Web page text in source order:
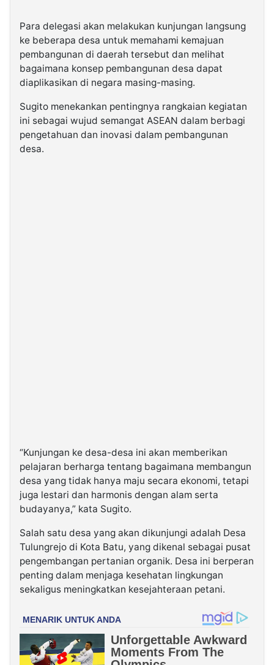
Para delegasi akan melakukan kunjungan langsung
ke beberapa desa untuk memahami kemajuan
pembangunan di daerah tersebut dan melihat
bagaimana konsep pembangunan desa dapat
diaplikasikan di negara masing-masing.
Sugito menekankan pentingnya rangkaian kegiatan
ini sebagai wujud semangat ASEAN dalam berbagi
pengetahuan dan inovasi dalam pembangunan
desa.
“Kunjungan ke desa-desa ini akan memberikan
pelajaran berharga tentang bagaimana membangun
desa yang tidak hanya maju secara ekonomi, tetapi
juga lestari dan harmonis dengan alam serta
budayanya,” kata Sugito.
Salah satu desa yang akan dikunjungi adalah Desa
Tulungrejo di Kota Batu, yang dikenal sebagai pusat
pengembangan pertanian organik. Desa ini berperan
penting dalam menjaga kesehatan lingkungan
sekaligus meningkatkan kesejahteraan petani.